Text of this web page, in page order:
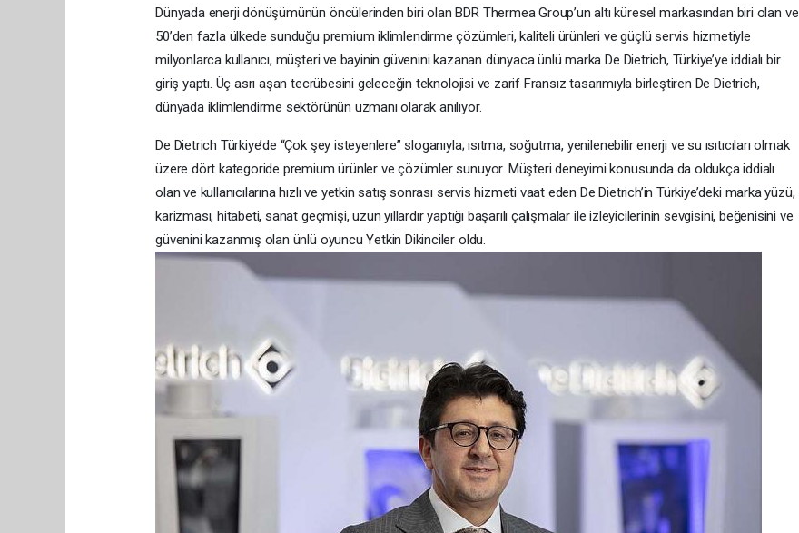
Dünyada enerji dönüşümünün öncülerinden biri olan BDR Thermea Group’un altı küresel markasından biri olan ve
50’den fazla ülkede sunduğu premium iklimlendirme çözümleri, kaliteli ürünleri ve güçlü servis hizmetiyle
milyonlarca kullanıcı, müşteri ve bayinin güvenini kazanan dünyaca ünlü marka De Dietrich, Türkiye’ye iddialı bir
giriş yaptı. Üç asrı aşan tecrübesini geleceğin teknolojisi ve zarif Fransız tasarımıyla birleştiren De Dietrich,
dünyada iklimlendirme sektörünün uzmanı olarak anılıyor.
De Dietrich Türkiye’de “Çok şey isteyenlere” sloganıyla; ısıtma, soğutma, yenilenebilir enerji ve su ısıtıcıları olmak
üzere dört kategoride premium ürünler ve çözümler sunuyor. Müşteri deneyimi konusunda da oldukça iddialı
olan ve kullanıcılarına hızlı ve yetkin satış sonrası servis hizmeti vaat eden De Dietrich’in Türkiye’deki marka yüzü,
karizması, hitabeti, sanat geçmişi, uzun yıllardır yaptığı başarılı çalışmalar ile izleyicilerinin sevgisini, beğenisini ve
güvenini kazanmış olan ünlü oyuncu Yetkin Dikinciler oldu.